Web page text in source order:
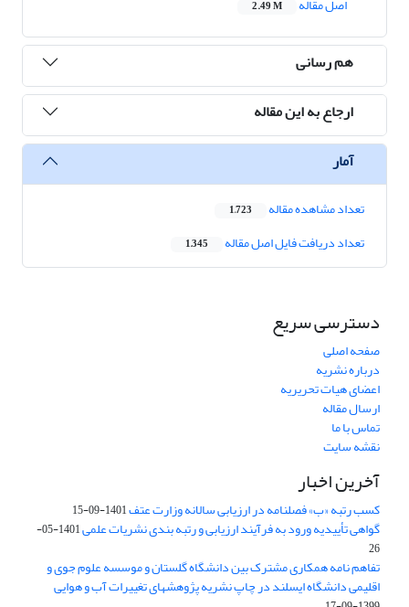
اصل مقاله
2.49 M
هم رسانی
ارجاع به این مقاله
آمار
تعداد مشاهده مقاله 1,723
تعداد دریافت فایل اصل مقاله 1,345
دسترسی سریع
صفحه اصلی
درباره نشریه
اعضای هیات تحریریه
ارسال مقاله
تماس با ما
نقشه سایت
آخرین اخبار
کسب رتبه «ب» فصلنامه در ارزیابی سالانه وزارت عتف1401-09-15
گواهی تأییدیه ورود به فرآیند ارزیابی و رتبه بندی نشریات علمی
1401-05-
26
تفاهم نامه همکاری مشترک بین دانشگاه گلستان و موسسه علوم جوی و
اقلیمی دانشگاه ایسلند در چاپ نشریه پژوهشهای تغییرات آب و هوایی